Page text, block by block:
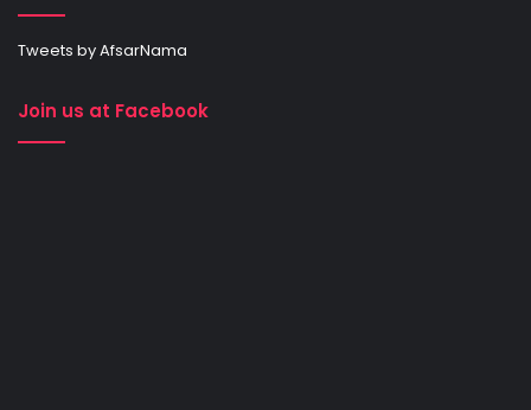
Tweets by AfsarNama
Join us at Facebook